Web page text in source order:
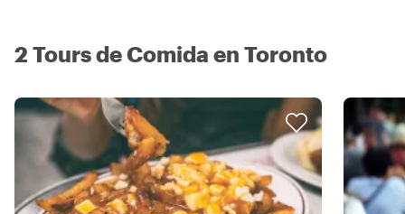
2 Tours de Comida en Toronto